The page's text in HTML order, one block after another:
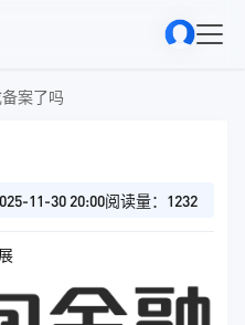
案了吗
11-30 20:00阅读量：1232